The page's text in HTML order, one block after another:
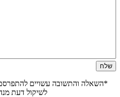
*השאלה והתשובה עשויים
לשיקול דעת